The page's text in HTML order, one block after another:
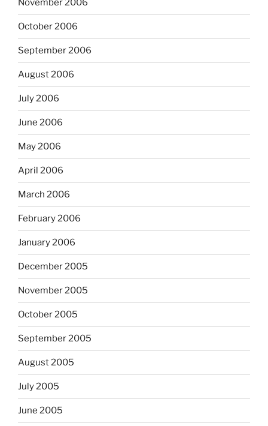
November 2006
October 2006
September 2006
August 2006
July 2006
June 2006
May 2006
April 2006
March 2006
February 2006
January 2006
December 2005
November 2005
October 2005
September 2005
August 2005
July 2005
June 2005